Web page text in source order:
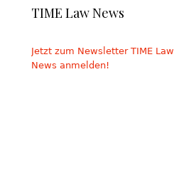
TIME Law News
Jetzt zum Newsletter TIME Law
News anmelden!